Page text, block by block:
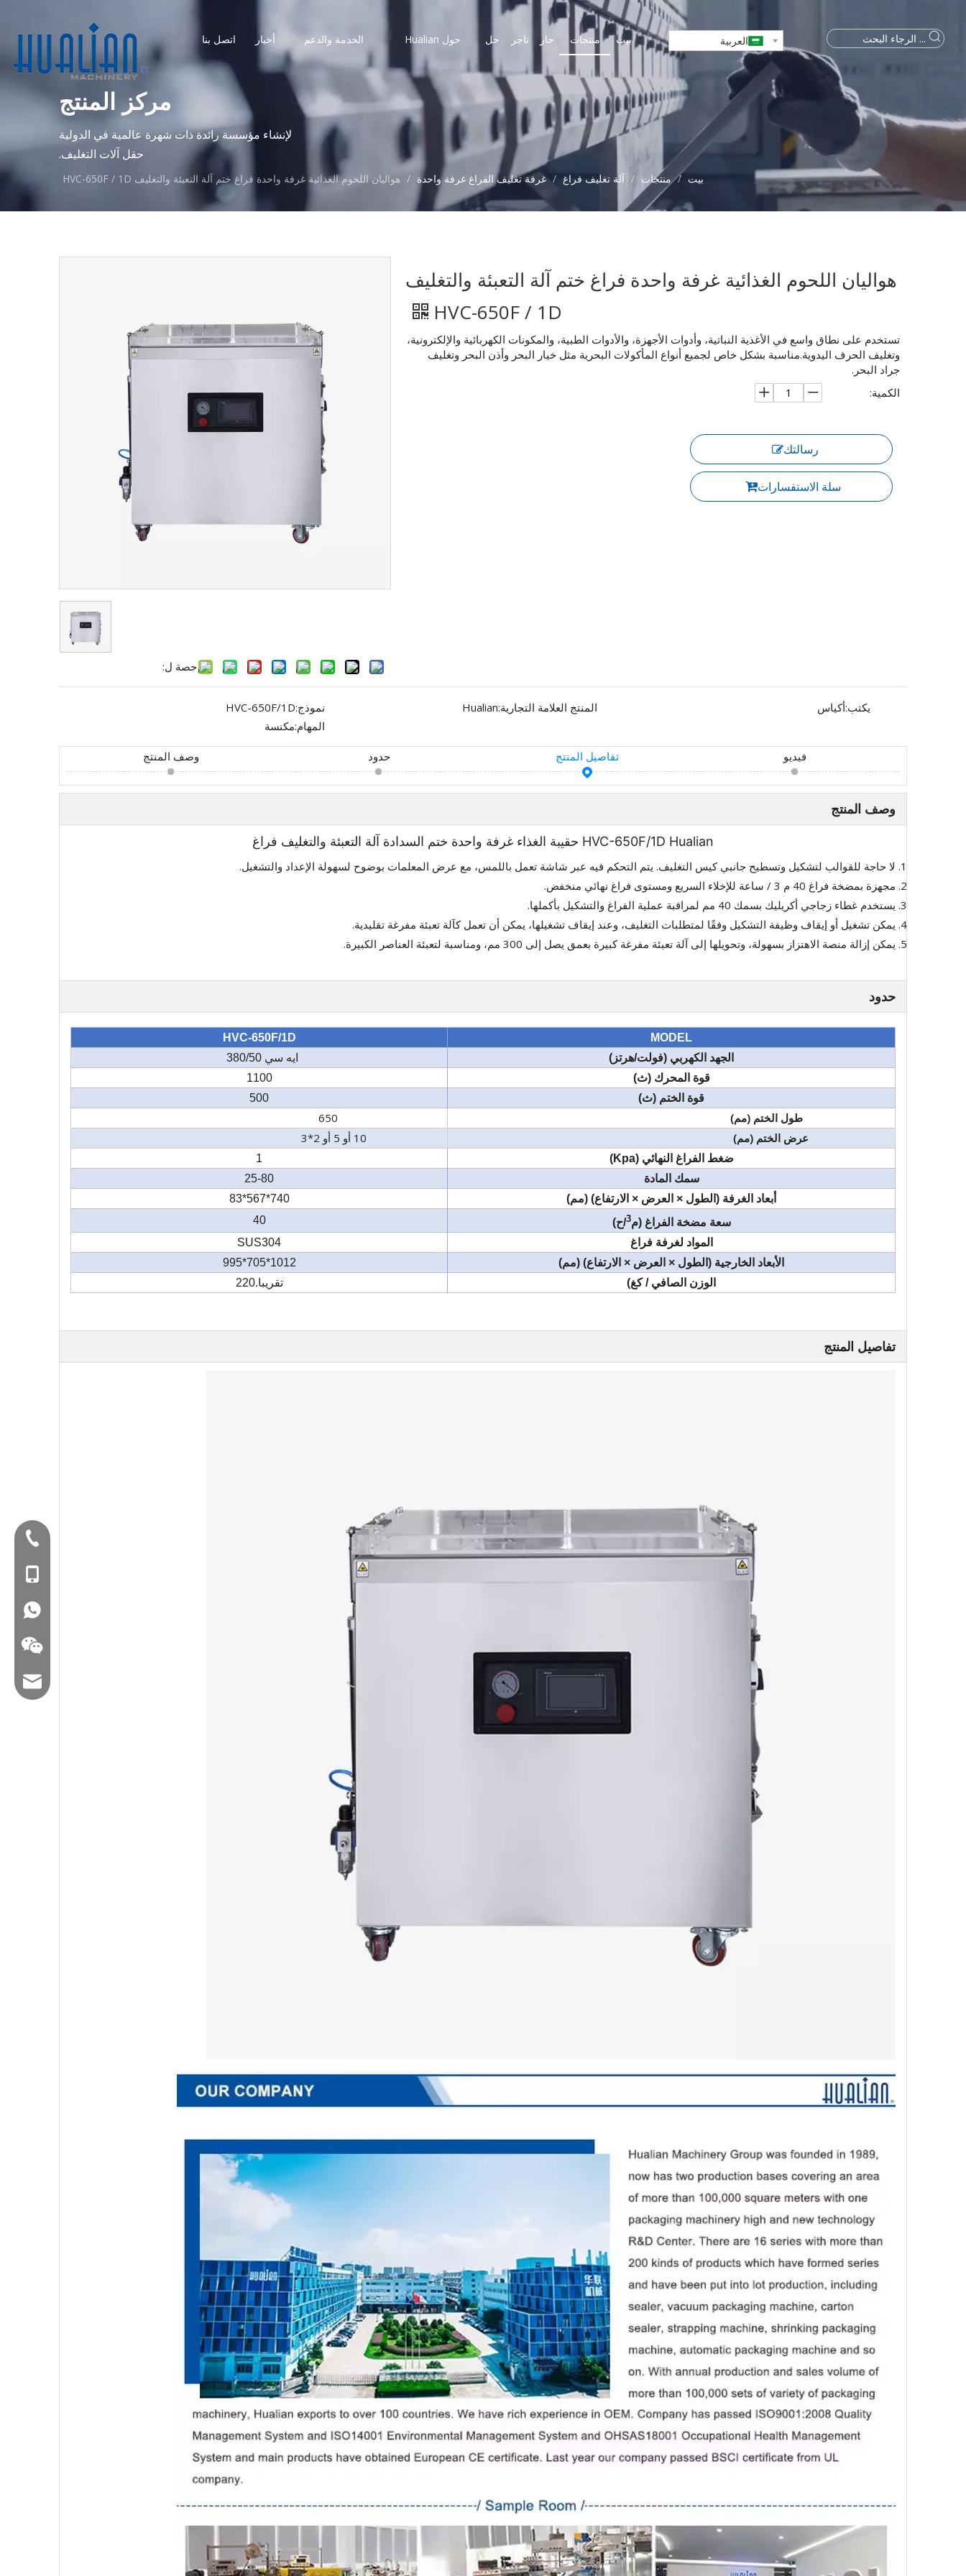
بيت منتجات حار تاجر حل حول Hualian الخدمة والدعم أخبار اتصل بنا العربية
مركز المنتج
لإنشاء مؤسسة رائدة ذات شهرة عالمية في الدولية
حقل آلات التغليف.
بيت / منتجات / آلة تغليف فراغ / غرفة تغليف الفراغ غرفة واحدة / هواليان اللحوم الغذائية غرفة واحدة فراغ ختم آلة التعبئة والتغليف HVC-650F / 1D
حصة ل:
هواليان اللحوم الغذائية غرفة واحدة فراغ ختم آلة التعبئة والتغليف
HVC-650F / 1D
تستخدم على نطاق واسع في الأغذية النباتية، وأدوات الأجهزة، والأدوات الطبية، والمكونات الكهربائية والإلكترونية،
وتغليف الحرف اليدوية.مناسبة بشكل خاص لجميع أنواع المأكولات البحرية مثل خيار البحر وأذن البحر وتغليف
جراد البحر.
الكمية:
رسالتك
سلة الاستفسارات
نموذج:HVC-650F/1D المنتج العلامة التجارية:Hualian يكتب:أكياس
المهام:مكنسة
وصف المنتج حدود تفاصيل المنتج فيديو
وصف المنتج
HVC-650F/1D Hualian حقيبة الغذاء غرفة واحدة ختم السدادة آلة التعبئة والتغليف فراغ
لا حاجة للقوالب لتشكيل وتسطيح جانبي كيس التغليف. يتم التحكم فيه عبر شاشة تعمل باللمس، مع عرض المعلمات بوضوح لسهولة الإعداد والتشغيل.
مجهزة بمضخة فراغ 40 م 3 / ساعة للإخلاء السريع ومستوى فراغ نهائي منخفض.
يستخدم غطاء زجاجي أكريليك بسمك 40 مم لمراقبة عملية الفراغ والتشكيل بأكملها.
يمكن تشغيل أو إيقاف وظيفة التشكيل وفقًا لمتطلبات التغليف، وعند إيقاف تشغيلها، يمكن أن تعمل كآلة تعبئة مفرغة تقليدية.
يمكن إزالة منصة الاهتزاز بسهولة، وتحويلها إلى آلة تعبئة مفرغة كبيرة بعمق يصل إلى 300 مم، ومناسبة لتعبئة العناصر الكبيرة.
حدود
MODEL
HVC-650F/1D
الجهد الكهربي (فولت/هرتز)
ايه سي 380/50
قوة المحرك (ث)
1100
قوة الختم (ث)
500
طول الختم (مم)
عرض الختم (مم)
ضغط الفراغ النهائي (Kpa)
1
سمك المادة
25-80
أبعاد الغرفة (الطول × العرض × الارتفاع) (مم)
740*567*83
سعة مضخة الفراغ (م3/ح)
40
المواد لغرفة فراغ
SUS304
الأبعاد الخارجية (الطول × العرض × الارتفاع) (مم)
1012*705*995
الوزن الصافي / كغ)
تقريبا.220
تفاصيل المنتج
Tel:+86-577-88627766
WA: 0086 18858715170